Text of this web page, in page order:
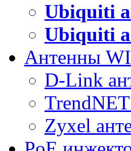
Ubiquiti
Ubiquiti
Антенны
D-Link
Zyxel